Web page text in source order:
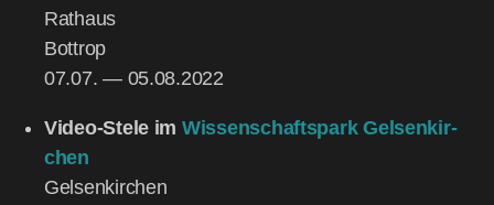
Rat­haus
Bot­trop
07.07. — 05.08.2022
Video-Ste­le im Wis­sen­schafts­park Gel­sen­kir­
chen
Gel­sen­kir­chen